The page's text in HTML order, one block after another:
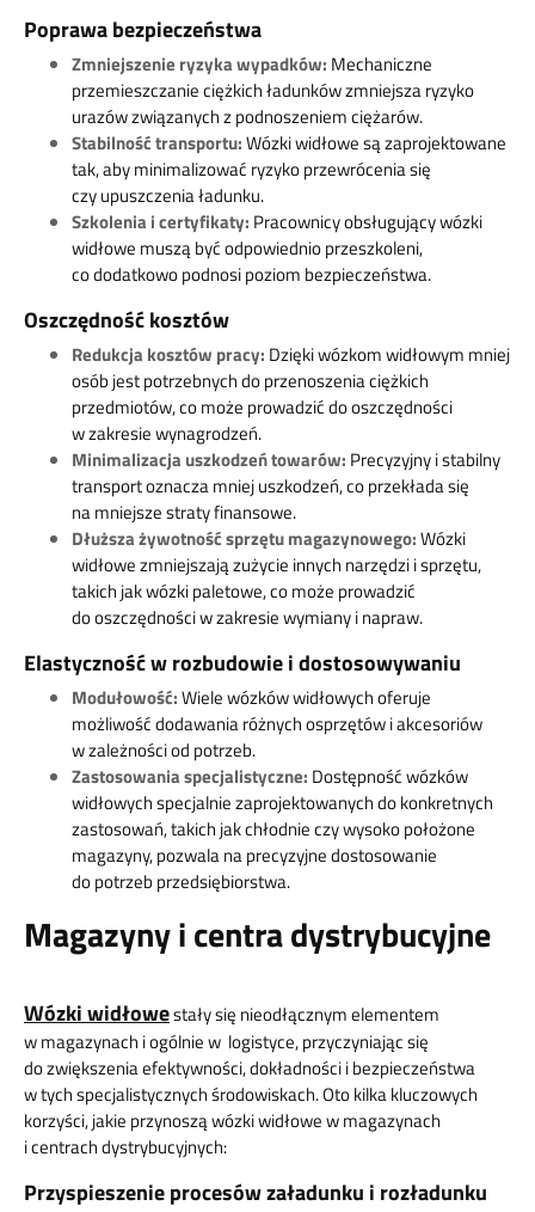
Poprawa bezpieczeństwa
Zmniejszenie ryzyka wypadków: Mechaniczne
przemieszczanie ciężkich ładunków zmniejsza ryzyko
urazów związanych z podnoszeniem ciężarów.
Stabilność transportu:Wózki widłowe są zaprojektowane
tak, aby minimalizować ryzyko przewrócenia się
czy upuszczenia ładunku.
Szkolenia i certyfikaty: Pracownicy obsługujący wózki
widłowe muszą być odpowiednio przeszkoleni,
co dodatkowo podnosi poziom bezpieczeństwa.
Oszczędność kosztów
Redukcja kosztów pracy: Dzięki wózkom widłowym mniej
osób jest potrzebnych do przenoszenia ciężkich
przedmiotów, co może prowadzić do oszczędności
w zakresie wynagrodzeń.
Minimalizacja uszkodzeń towarów: Precyzyjny i stabilny
transport oznacza mniej uszkodzeń, co przekłada się
na mniejsze straty finansowe.
Dłuższa żywotność sprzętu magazynowego:Wózki
widłowe zmniejszają zużycie innych narzędzi i sprzętu,
takich jak wózki paletowe, co może prowadzić
do oszczędności w zakresie wymiany i napraw.
Elastyczność w rozbudowie i dostosowywaniu
Modułowość:Wiele wózków widłowych oferuje
możliwość dodawania różnych osprzętów i akcesoriów
w zależności od potrzeb.
Zastosowania specjalistyczne: Dostępność wózków
widłowych specjalnie zaprojektowanych do konkretnych
zastosowań, takich jak chłodnie czy wysoko położone
magazyny, pozwala na precyzyjne dostosowanie
do potrzeb przedsiębiorstwa.
Magazyny i centra dystrybucyjne
Wózki widłowestały się nieodłącznym elementem
w magazynach i ogólnie w logistyce, przyczyniając się
do zwiększenia efektywności, dokładności i bezpieczeństwa
w tych specjalistycznych środowiskach. Oto kilka kluczowych
korzyści, jakie przynoszą wózki widłowe w magazynach
i centrach dystrybucyjnych:
Przyspieszenie procesów załadunku i rozładunku